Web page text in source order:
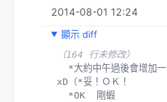
2014-08-01 12:24
顯示 diff
（164 行未修改）
xD（*妥！ＯＫ！
  *OK  剛蝦